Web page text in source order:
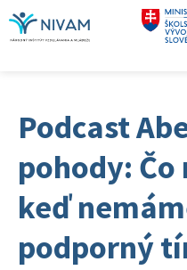
Podcast
pohody:
keď
podporný